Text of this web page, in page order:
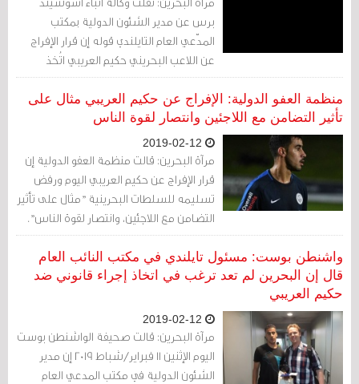
برس عن مدير الشئون الدولية بمكتب
المدّعي العام التايلندي قوله إن قرار الإفراج
عن اللاعب البحريني حكيم العريبي اتُخذ
استنادا إلى البند الحادي والعشرين من قانون
الادّعاء والذي يسمح بإسقاط القضايا إذا لم
تكن تخدم المصلحة العامة.
منظمة العفو الدولية: الإفراج عن حكيم العريبي مثال على
تأثير التضامن مع اللاجئين وانتصار لقوة الناس
مرآة البحرين: قالت منظمة العفو الدولية إن
قرار الإفراج عن حكيم العريبي اليوم ورفض
تسليمه للسلطات البحرينية "مثال على تأثير
التضامن مع اللاجئين، وانتصار لقوة الناس".
واشنطن بوست: مسئول تايلندي في مكتب النائب العام
قال إن البحرين لم تعد ترغب في اتخاذ إجراء قانوني ضد
حكيم العريبي
مرآة البحرين: قالت صحيفة الواشنطن بوست
اليوم الإثنين 11 فبراير/شباط 2019 إن مدير
الشئون الدولية في مكتب المدعي العام